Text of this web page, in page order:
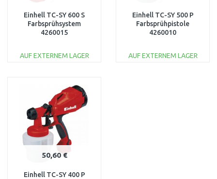
Einhell TC-SY 600 S
Farbsprühsystem
4260015
AUF EXTERNEM LAGER
Vergleichen
Einhell TC-SY 500 P
Farbsprühpistole
4260010
AUF EXTERNEM LAGER
50,60 €
Einhell TC-SY 400 P